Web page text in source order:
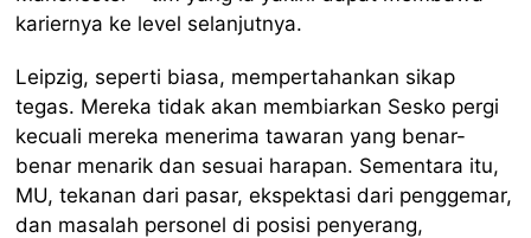
kariernya ke level selanjutnya.
Leipzig, seperti biasa, mempertahankan sikap
tegas. Mereka tidak akan membiarkan Sesko pergi
kecuali mereka menerima tawaran yang benar-
benar menarik dan sesuai harapan. Sementara itu,
MU, tekanan dari pasar, ekspektasi dari penggemar,
dan masalah personel di posisi penyerang,